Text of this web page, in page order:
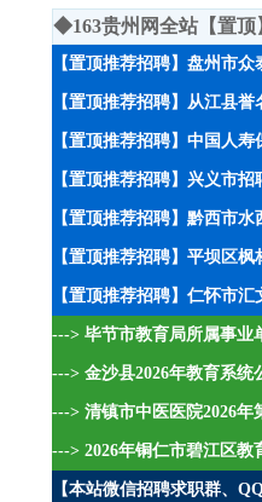
◆163贵州网全站
【置顶推荐招聘】盘州市
【置顶推荐招聘】从江县
【置顶推荐招聘】中国人
【置顶推荐招聘】兴义市
【置顶推荐招聘】黔西市
【置顶推荐招聘】平坝区
【置顶推荐招聘】仁怀市
---> 毕节市教育局所属事业
---> 金沙县2026年教育系统
---> 清镇市中医医院2026年
---> 2026年铜仁市碧江区教
【本站微信招聘求职群、